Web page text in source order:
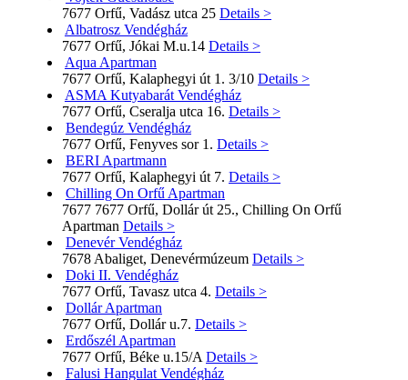
7677 Orfű, Vadász utca 25 Details >
Albatrosz Vendégház
7677 Orfű, Jókai M.u.14 Details >
Aqua Apartman
7677 Orfű, Kalaphegyi út 1. 3/10 Details >
ASMA Kutyabarát Vendégház
7677 Orfű, Cseralja utca 16. Details >
Bendegúz Vendégház
7677 Orfű, Fenyves sor 1. Details >
BERI Apartmann
7677 Orfű, Kalaphegyi út 7. Details >
Chilling On Orfű Apartman
7677 7677 Orfű, Dollár út 25., Chilling On Orfű
Apartman Details >
Denevér Vendégház
7678 Abaliget, Denevérmúzeum Details >
Doki II. Vendégház
7677 Orfű, Tavasz utca 4. Details >
Dollár Apartman
7677 Orfű, Dollár u.7. Details >
Erdőszél Apartman
7677 Orfű, Béke u.15/A Details >
Falusi Hangulat Vendégház